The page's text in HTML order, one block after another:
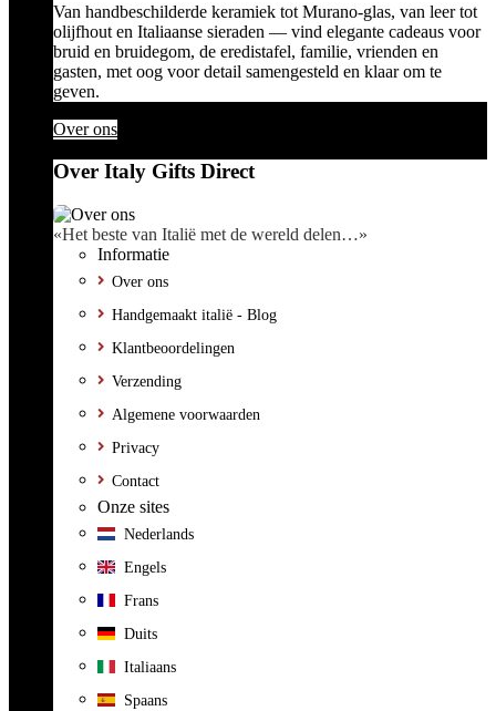
Van handbeschilderde keramiek tot Murano-glas, van leer tot
olijfhout en Italiaanse sieraden — vind elegante cadeaus voor
bruid en bruidegom, de eredistafel, familie, vrienden en
gasten, met oog voor detail samengesteld en klaar om te
geven.
Over ons
Over Italy Gifts Direct
«Het beste van Italië met de wereld delen…»
Informatie
Over ons
Handgemaakt italië - Blog
Klantbeoordelingen
Verzending
Algemene voorwaarden
Privacy
Contact
Onze sites
Nederlands
Engels
Frans
Duits
Italiaans
Spaans